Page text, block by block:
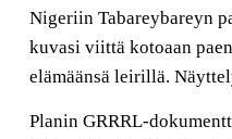
Nigeriin Tabareybareyn
kuvasi viittä kotoaan
elämäänsä leirillä.
Planin GRRRL-